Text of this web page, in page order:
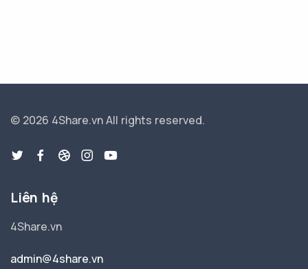
© 2026 4Share.vnAll rights reserved.
Liên hệ
4Share.vn
admin@4share.vn